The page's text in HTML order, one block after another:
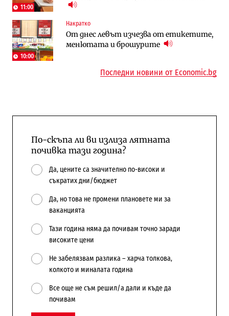
11:00
10:00
Накратко
От днес левът изчезва от етикетите,
менютата и брошурите
АЕЦ „Козлодуй“ ще работи само още
няколко седмици, ако сушата продължи
Лекарствата за редки болести
попадат в капан на обществените
поръчки?
Последни новини от Economic.bg
По-скъпа ли ви излиза лятната
почивка тази година?
Да, цените са значително по-високи и
съкратих дни/бюджет
Да, но това не промени плановете ми за
ваканцията
Тази година няма да почивам точно заради
високите цени
Не забелязвам разлика – харча толкова,
колкото и миналата година
Все още не съм решил/а дали и къде да
почивам